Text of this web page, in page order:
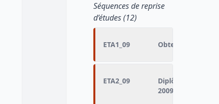
Séquences de reprise
d’études (12)
ETA1_09 Obtention du
ETA2_09
Diplôme ou
2009)